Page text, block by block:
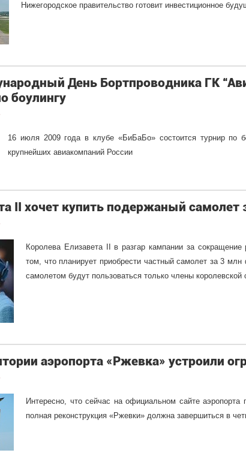
Нижегородское правительство готовит инвестиционное
День Бортпроводника ГК
боулингу
16 июля 2009 года в клубе «БиБаБо» состоится турнир по
крупнейших авиакомпаний России
II хочет купить подержаный
Королева Елизавета II в разгар кампании за
том, что планирует приобрести частный самолет за 3 млн
самолетом будут пользоваться только члены королевской
аэропорта «Ржевка» устроили
Интересно, что сейчас на официальном сайте
полная реконструкция «Ржевки» должна завершиться в